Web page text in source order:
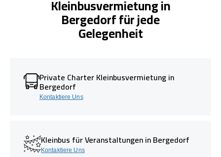
Kleinbusvermietung in
Bergedorf für jede
Gelegenheit
Private Charter Kleinbusvermietung in
Bergedorf
Kontaktiere Uns
Kleinbus für Veranstaltungen in Bergedorf
Kontaktiere Uns